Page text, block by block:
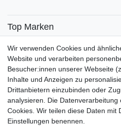
Top Marken
Top Themen
Adventskalender
Service
Versandinfos
FAQ
Ersatzteile
Wir verwenden Cookies und
Website und verarbeiten
Besucher:innen unserer Webseite
Inhalte und Anzeigen zu
Drittanbietern einzubinden oder
analysieren. Die
Cookies. Wir teilen diese Daten mit
Einstellungen benennen.